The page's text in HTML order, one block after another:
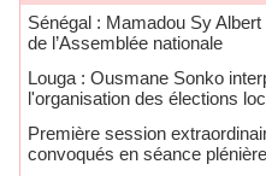
Sénégal : Mamadou Sy Albert
de l’Assemblée nationale
Louga : Ousmane Sonko
l'organisation des élections
Première session
convoqués en séance